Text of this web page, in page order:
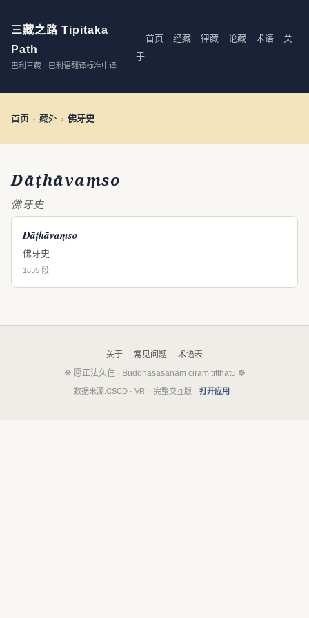
三藏之路 Tipitaka
Path
巴利三藏 · 巴利语翻译标准中译
首页 经藏 律藏 论藏 术语
关
于
首页 › 藏外 › 佛牙史
Dāṭhāvaṃso
佛牙史
Dāṭhāvaṃso
佛牙史
1635 段
关于 常见问题
术语表
☸ 愿正法久住 · Buddhasāsanaṃ ciraṃ tiṭṭhatu ☸
数据来源:CSCD · VRI · 完整交互版 打开应用